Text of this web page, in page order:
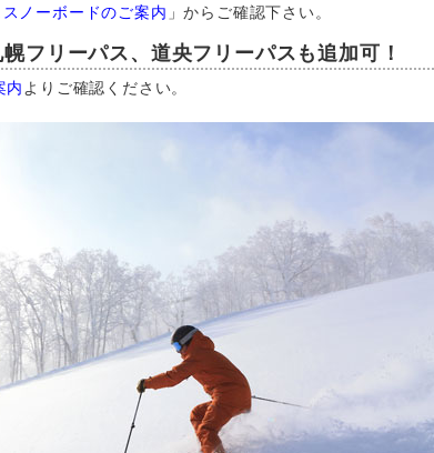
ノーボードのご案内 」からご確認下さい。
フリーパス、道央フリーパスも追加可！
内 よりご確認ください。